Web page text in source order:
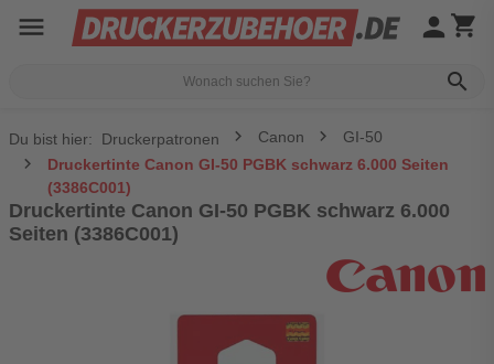
menu
search
person shopping_cart
Du bist hier: Druckerpatronen Canon
GI-50
Druckertinte Canon GI-50 PGBK schwarz 6.000 Seiten
(3386C001)
Druckertinte Canon GI-50 PGBK schwarz 6.000
Seiten (3386C001)